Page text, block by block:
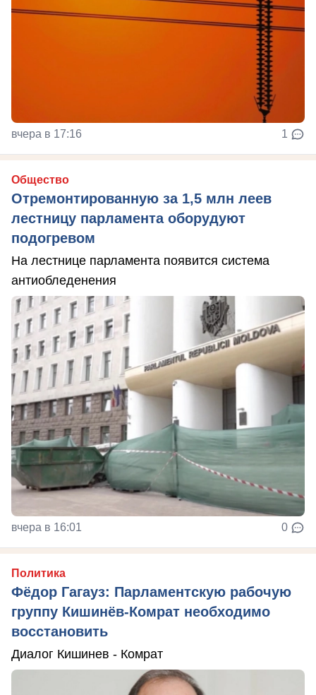
вчера в 17:16 1
Общество
Отремонтированную за 1,5 млн леев
лестницу парламента оборудуют
подогревом
На лестнице парламента появится система
антиобледенения
вчера в 16:01 0
Политика
Фёдор Гагауз: Парламентскую рабочую
группу Кишинёв-Комрат необходимо
восстановить
Диалог Кишинев - Комрат